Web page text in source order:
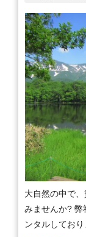
ウォーキング・ハ
大自然の中で
みませんか? 弊
ンタルしてお